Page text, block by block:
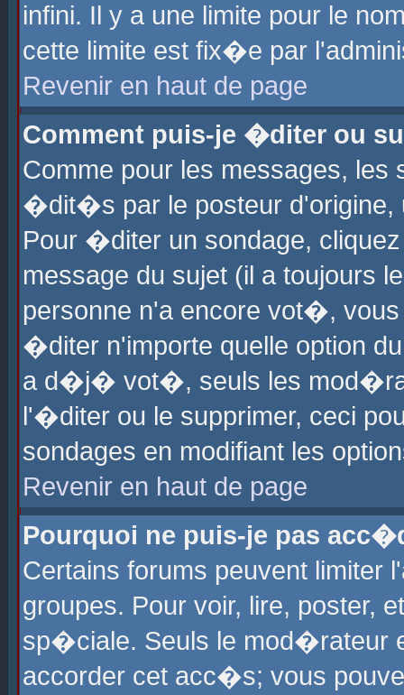
infini. Il y a une limite pour le
cette limite est fix�e par
Revenir en haut de page
Comment puis-je �diter ou
Comme pour les messages,
�dit�s par le posteur d'origine,
Pour �diter un sondage,
message du sujet (il a toujours
personne n'a encore vot�,
�diter n'importe quelle option
a d�j� vot�, seuls les
l'�diter ou le supprimer, ceci
sondages en modifiant les
Revenir en haut de page
Pourquoi ne puis-je pas
Certains forums peuvent
groupes. Pour voir, lire, poster,
sp�ciale. Seuls le mod�rateur
accorder cet acc�s; vous